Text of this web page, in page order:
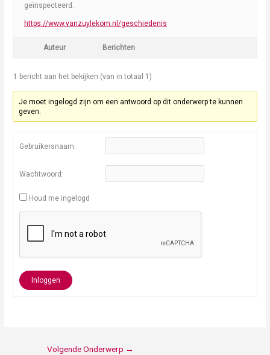
geïnspecteerd.
https://www.vanzuylekom.nl/geschiedenis
Auteur Berichten
1 bericht aan het bekijken (van in totaal 1)
Je moet ingelogd zijn om een antwoord op dit onderwerp te kunnen
geven.
Gebruikersnaam:
Wachtwoord:
Houd me ingelogd
Inloggen
Volgende Onderwerp →